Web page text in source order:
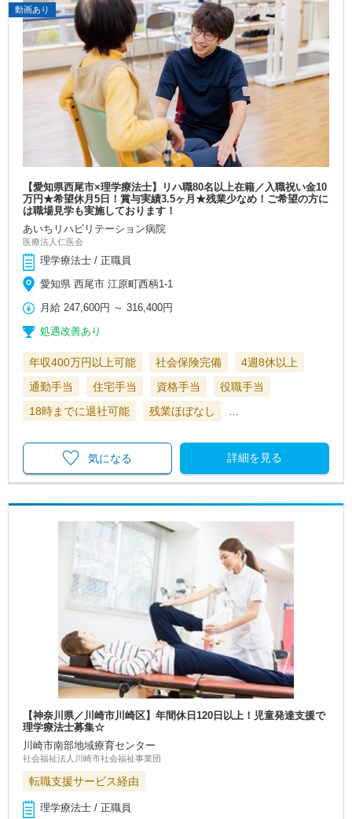
動画あり
【愛知県西尾市×理学療法士】リハ職80名以上在籍／入職祝い金10
万円★希望休月5日！賞与実績3.5ヶ月★残業少なめ！ご希望の方に
は職場見学も実施しております！
あいちリハビリテーション病院
医療法人仁医会
理学療法士 / 正職員
愛知県 西尾市 江原町西柄1-1
月給 247,600円 ～316,400円
処遇改善あり
年収400万円以上可能 社会保険完備
4週8休以上
通勤手当
住宅手当 資格手当
役職手当
18時までに退社可能
残業ほぼなし
詳細を見る
気になる
【神奈川県／川崎市川崎区】年間休日120日以上！児童発達支援で
理学療法士募集☆
川崎市南部地域療育センター
社会福祉法人川崎市社会福祉事業団
転職支援サービス経由
理学療法士 / 正職員